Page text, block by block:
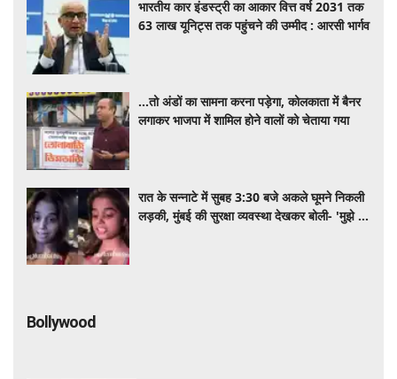
भारतीय कार इंडस्ट्री का आकार वित्त वर्ष 2031 तक
63 लाख यूनिट्स तक पहुंचने की उम्मीद : आरसी भार्गव
...तो अंडों का सामना करना पड़ेगा, कोलकाता में बैनर
लगाकर भाजपा में शामिल होने वालों को चेताया गया
रात के सन्नाटे में सुबह 3:30 बजे अकले घूमने निकली
लड़की, मुंबई की सुरक्षा व्यवस्था देखकर बोली- 'मुझे ये
Bollywood